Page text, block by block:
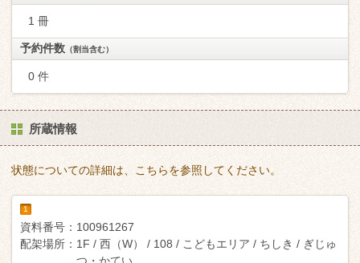
1 冊
予約件数 （割当含む）
0 件
所蔵情報
状態についての詳細は、こちらを参照してください。
1
資料番号： 100961267
配架場所： 1F / 西（W） / 108 / こどもエリア / ちしき / ぎじゅ
つ・かてい